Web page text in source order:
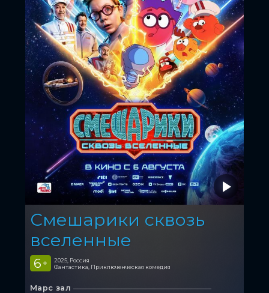
Смешарики сквозь
вселенные
6 +
2025, Россия
Фантастика, Приключенческая комедия
Марс зал